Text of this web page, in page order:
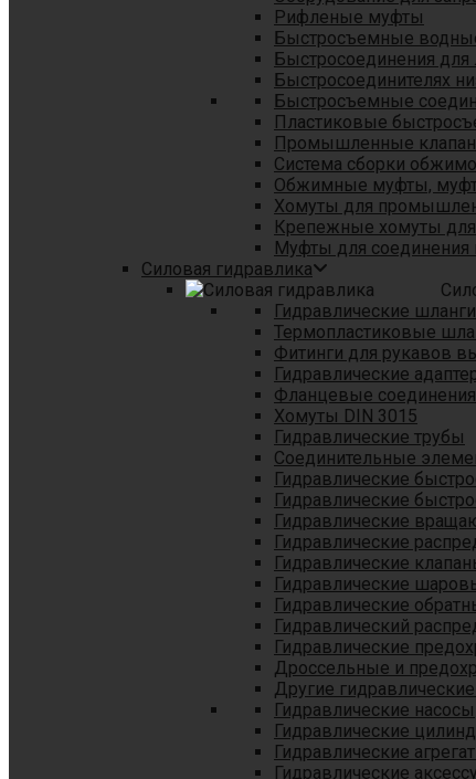
Рифленые муфты
Быстросъемные
Быстросоединения
Быстросоединителях
Быстросъемные
Пластиковые
Промышленные
Система сборки
Обжимные муфты,
Хомуты для
Крепежные хомуты
Муфты для соединения
Силовая гидравлика
Гидравлические
Термопластиковые
Фитинги для рукавов
Гидравлические
Фланцевые соединения
Хомуты DIN 3015
Гидравлические трубы
Соединительные
Гидравлические
Гидравлические
Гидравлические
Гидравлические
Гидравлические
Гидравлические
Гидравлические
Гидравлический
Гидравлические
Дроссельные и
Другие
Гидравлические насосы
Гидравлические
Гидравлические
Гидравлические